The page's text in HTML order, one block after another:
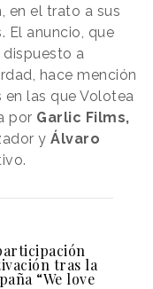
en el trato a sus
El anuncio, que
a
hace mención
las que Volotea
por Garlic Films,
y Álvaro
tras la
“We love